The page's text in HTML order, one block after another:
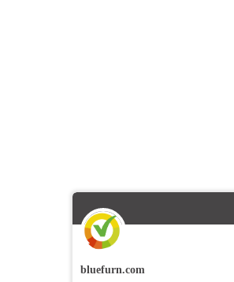
bluefurn.com